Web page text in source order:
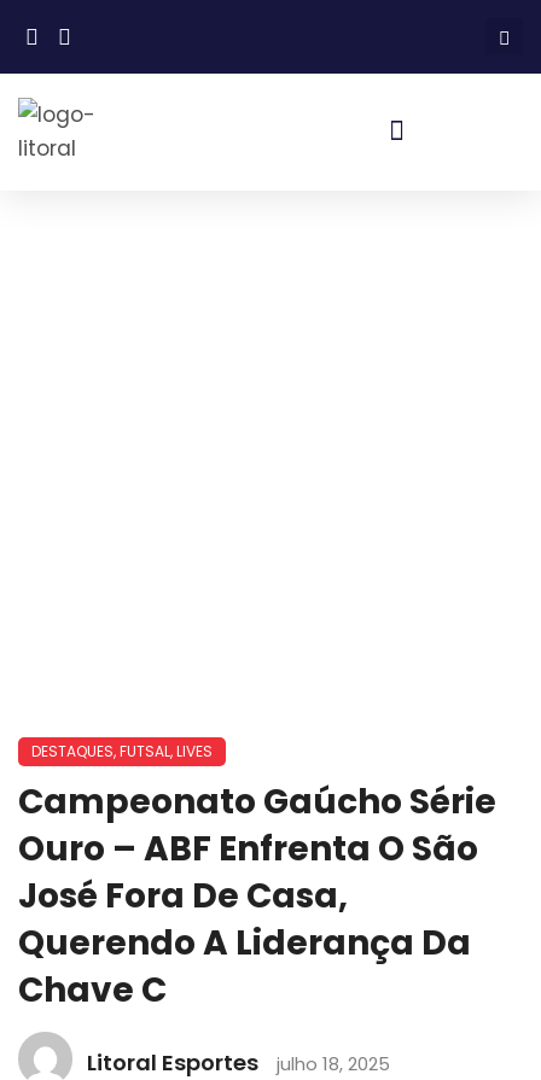
DESTAQUES,FUTSAL,LIVES
Campeonato Gaúcho Série
Ouro – ABF Enfrenta O São
José Fora De Casa,
Querendo A Liderança Da
Chave C
Litoral Esportes julho 18, 2025